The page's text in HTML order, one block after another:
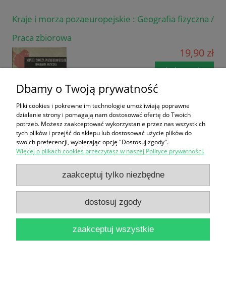
Kraje i morza pozaeuropejskie : Geografia fizyczna /
Praca zbiorowa
19,90 zł
do koszyka
Geografia regionalna Ameryki Łacińskiej / Praca
16,90 zł
do koszyka
Dbamy o Twoją prywatność
Pliki cookies i pokrewne im technologie umożliwiają poprawne
działanie strony i pomagają nam dostosować ofertę do Twoich
potrzeb. Możesz zaakceptować wykorzystanie przez nas wszystkich
tych plików i przejść do sklepu lub dostosować użycie plików do
swoich preferencji, wybierając opcję "Dostosuj zgody".
Więcej o plikach cookies przeczytasz w naszej Polityce prywatności.
zaakceptuj tylko niezbędne
dostosuj zgody
zaakceptuj wszystkie